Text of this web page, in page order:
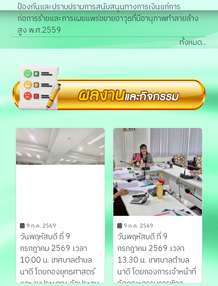
ป้องกันและปราบปรามการสนับสนุนทางการเงินแก่การ
ก่อการร้ายและการเผยแพร่ขยายอาวุธที่มีอานุภาพทำลายล้าง
สูง พ.ศ.2559
ทั้งหมด...
9 ก.ค. 2569
วันพฤหัสบดี ที่ 9
กรกฎาคม 2569 เวลา
10.00 น. เทศบาลตำบล
นาดี โดยกองยุทธศาสตร์
9 ก.ค. 2569
วันพฤหัสบดี ที่ 9
กรกฎาคม 2569 เวลา
13.30 น. เทศบาลตำบล
นาดี โดยกองการเจ้าหน้าที่